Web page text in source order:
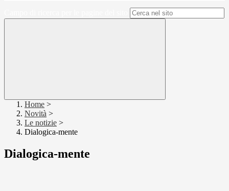
Home >
Novità >
Le notizie >
Dialogica-mente
Dialogica-mente